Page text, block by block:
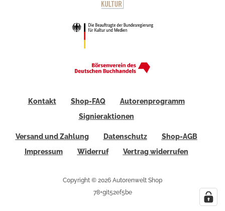
Kontakt Shop-FAQ
Autorenprogramm
Signieraktionen
Versand und Zahlung Datenschutz
Shop-AGB
Impressum
Widerruf Vertrag widerrufen
Copyright © 2026 Autorenwelt Shop
78+git52ef5be